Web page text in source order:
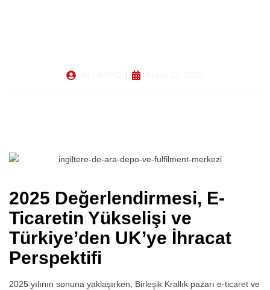
2025 Değerlendirmesi, E-
Ticaretin Yükselişi ve
Türkiye’den UK’ye İhracat
Perspektifi
2025 yılının sonuna yaklaşırken, Birleşik Krallık pazarı e-ticaret ve